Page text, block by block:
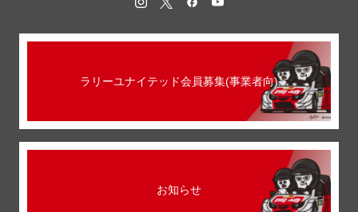
ラリーユナイテッド会員募集(事業者向)
お知らせ